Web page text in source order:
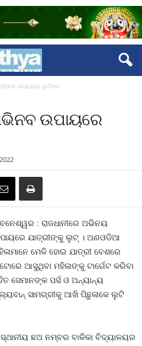
ଉପାୟରେ ଲୁଟିଲେ
ଉପାୟରେ
: ରାଜଧାନୀରେ ଅଭିନୟ
ଯାତ୍ରୀଙ୍କୁ ଲୁଟ୍‍ । ଅଣଓଡିଆ
ମେଳି ହୋଇ ଯାତ୍ରୀ ବେଶରେ
ଆସୁଥିବା ମହିଳାଙ୍କୁ ଟାର୍ଗେଟ କରିବା
ସେମାନଙ୍କ ପର୍ସ ଓ ଅନ୍ୟାନ୍ୟ
ସାମଗ୍ରୀକୁ ଆଖି ପିଛୁଳାକେ ଲୁଟି
ଛଅ ନମ୍ବର ବାଳିକା ବିଦ୍ୟାଳୟର